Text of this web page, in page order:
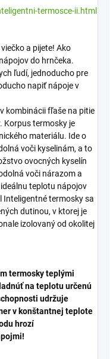
termosce-ii.html
a pijete! Ako
do hrnčeka.
ľudí, jednoducho pre
napiť nápoje v
kombinácii fľaše na pitie
Korpus termosky je
materiálu. Ide o
voči kyselinám, a to
ovocných kyselín
voči nárazom a
teplotu nápojov
Inteligentné termosky sa
dutinou, v ktorej je
izolovaný od okolitej
termosky teplými
na teplotu určenú
udržuje
v konštantnej teplote
hrozí